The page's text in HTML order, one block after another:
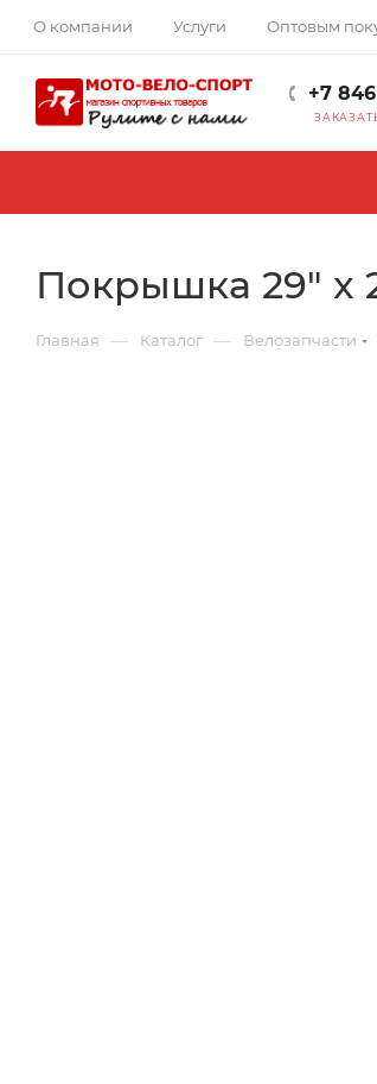
О компании Услуги Оптовым
+7
Покрышка 29" x
Главная — Каталог — Велозапчасти